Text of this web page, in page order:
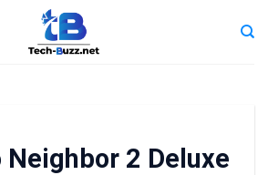
Neighbor 2 Deluxe